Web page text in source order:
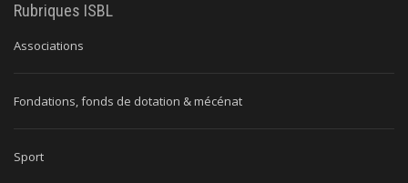
Rubriques ISBL
Associations
Fondations, fonds de dotation & mécénat
Sport